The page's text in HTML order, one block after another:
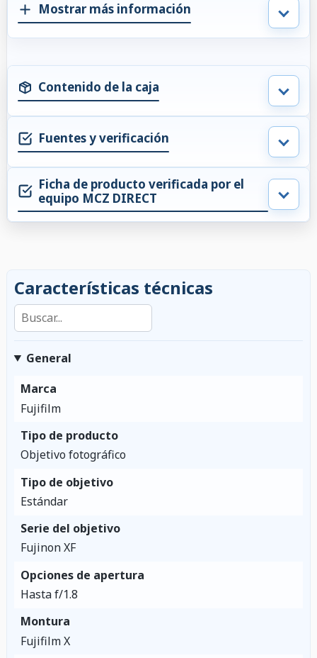
Mostrar más información
Contenido de la caja
Fuentes y verificación
Ficha de producto verificada por el
equipo MCZ DIRECT
Características técnicas
Buscar en las características
General
Marca
Fujifilm
Tipo de producto
Objetivo fotográfico
Tipo de objetivo
Estándar
Serie del objetivo
Fujinon XF
Opciones de apertura
Hasta f/1.8
Montura
Fujifilm X